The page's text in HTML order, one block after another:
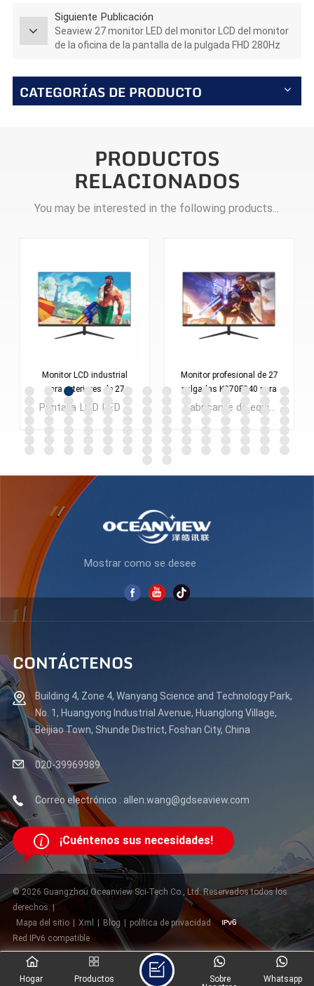
Siguiente Publicación
Seaview 27 monitor LED del monitor LCD del monitor
de la oficina de la pantalla de la pulgada FHD 280Hz
CATEGORÍAS DE PRODUCTO
PRODUCTOS
RELACIONADOS
You may be interested in the following products...
Monitor LCD industrial
para exteriores de 27
pulgadas K270F165Pantalla LCD LED de 27 pulgadas OEM/ODM de fábrica para computadora de escritorio Full HD para oficina Monitores para empresas con portátiles CAD
APRENDE MÁS
Monitor profesional de 27
pulgadas K270F240 para
oficina y juegos
Fabricante de equipos originales (OEM) 27 Pulgada Computadora con pantalla LCD LED Monitor Lolgo 1080P 2K personalizado con bajo MOQ
Mostrar como se desee
CONTÁCTENOS
Building 4, Zone 4, Wanyang Science and Technology Park,
No. 1, Huangyong Industrial Avenue, Huanglong Village,
Beijiao Town, Shunde District, Foshan City, China
020-39969989
Correo electrónico : allen.wang@gdseaview.com
¡Cuéntenos sus necesidades!
© 2026 Guangzhou Oceanview Sci-Tech Co., Ltd. Reservados todos los
derechos. |
Mapa del sitio
Xml Blog
política de privacidad
Red IPv6 compatible
Hogar Productos Whatsapp
Sobre